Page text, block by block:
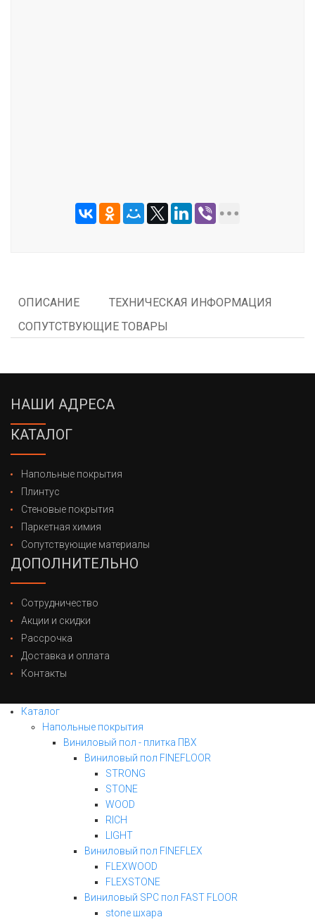
ОПИСАНИЕ
ТЕХНИЧЕСКАЯ ИНФОРМАЦИЯ
СОПУТСТВУЮЩИЕ ТОВАРЫ
НАШИ АДРЕСА
КАТАЛОГ
Напольные покрытия
Плинтус
Стеновые покрытия
Паркетная химия
Сопутствующие материалы
ДОПОЛНИТЕЛЬНО
Сотрудничество
Акции и скидки
Рассрочка
Доставка и оплата
Контакты
Каталог
Напольные покрытия
Виниловый пол - плитка ПВХ
Виниловый пол FINEFLOOR
STRONG
STONE
WOOD
RICH
LIGHT
Виниловый пол FINEFLEX
FLEXWOOD
FLEXSTONE
Виниловый SPC пол FAST FLOOR
stone шхара